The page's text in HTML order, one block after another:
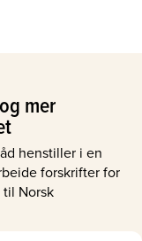
mer
henstiller i en
forskrifter for
Norsk